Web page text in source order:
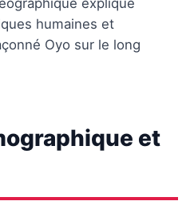
humaines et
Oyo sur le long
et